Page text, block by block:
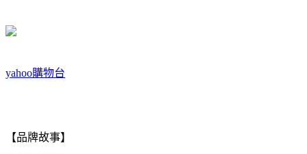
yahoo購物台
【品牌故事】